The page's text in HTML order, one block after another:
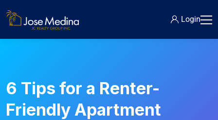
Login
6 Tips for a Renter-
Friendly Apartment